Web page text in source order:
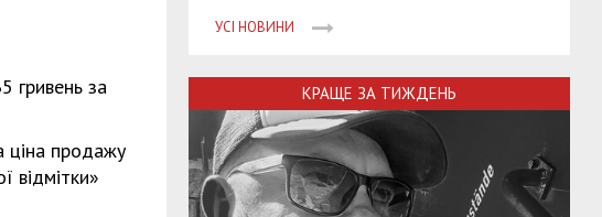
гривень за
ціна продажу
відмітки»
УСІ НОВИНИ
КРАЩЕ ЗА ТИЖДЕНЬ